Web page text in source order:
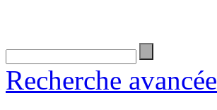
Recherche avancée